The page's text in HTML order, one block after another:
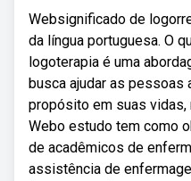
Websignificado de
da língua portuguesa. O
logoterapia é uma
busca ajudar as pessoas
propósito em suas
Webo estudo tem como
de acadêmicos de
assistência de